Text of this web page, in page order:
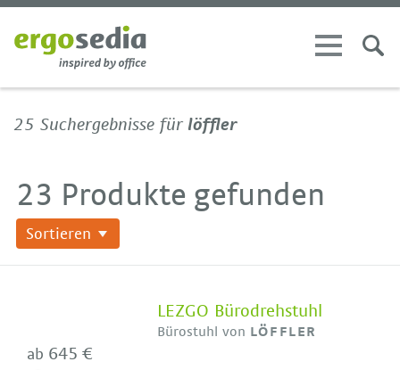
25 Suchergebnisse für löffler
23 Produkte gefunden
Sortieren
LEZGO Bürodrehstuhl
Bürostuhl von LÖFFLER
ab 645 €